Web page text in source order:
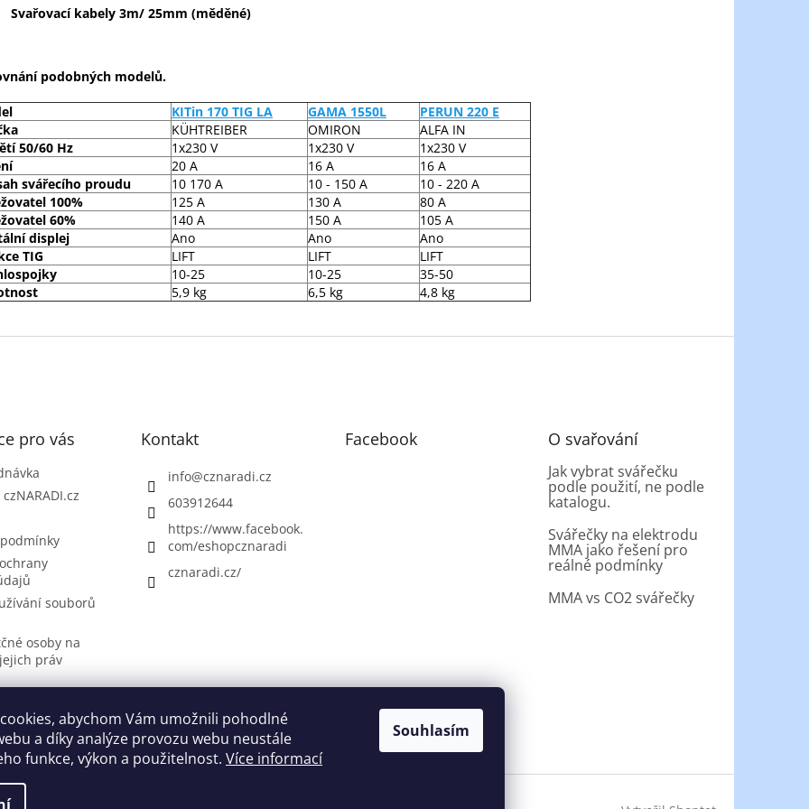
abychom Vám umožnili pohodlné
a díky analýze provozu webu neustále
funkce, výkon a použitelnost. Více informací
Souhlasím
Svařovací kabely 3m/ 25mm (měděné)
podobných modelů.
KITin 170 TIG LA GAMA 1550L
PERUN 220 E
KÜHTREIBER OMIRON
ALFA IN
50/60 Hz
1x230 V 1x230 V
1x230 V
20 A 16 A
16 A
svářecího proudu
10 170 A 10 - 150 A
10 - 220 A
100%
125 A 130 A
80 A
60%
140 A 150 A
105 A
displej
Ano Ano
Ano
TIG
LIFT LIFT
LIFT
10-25 10-25
35-50
5,9 kg 6,5 kg 4,8 kg
pro vás
souborů
osoby na
práv
Kontakt
info@cznaradi.cz
603912644
https://www.facebook.
com/eshopcznaradi
cznaradi.cz/
Facebook O svařování
Jak vybrat svářečku
podle použití, ne podle
katalogu.
Svářečky na elektrodu
MMA jako řešení pro
reálné podmínky
MMA vs CO2 svářečky
Možnosti doručení Možností platby Výběr svářečky